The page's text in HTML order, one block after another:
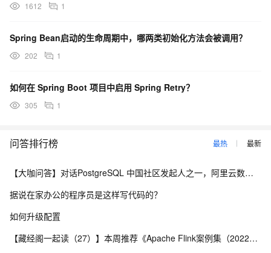
1612 1
Spring Bean启动的生命周期中，哪两类初始化方法会被调用？
202 1
如何在 Spring Boot 项目中启用 Spring Retry？
305 1
问答排行榜 最热 最新
【大咖问答】对话PostgreSQL 中国社区发起人之一，阿里云数据库高级专家 德哥
据说在家办公的程序员是这样写代码的？
如何升级配置
【藏经阁一起读（27）】本周推荐《Apache Flink案例集（2022版）》，你有哪些心得？